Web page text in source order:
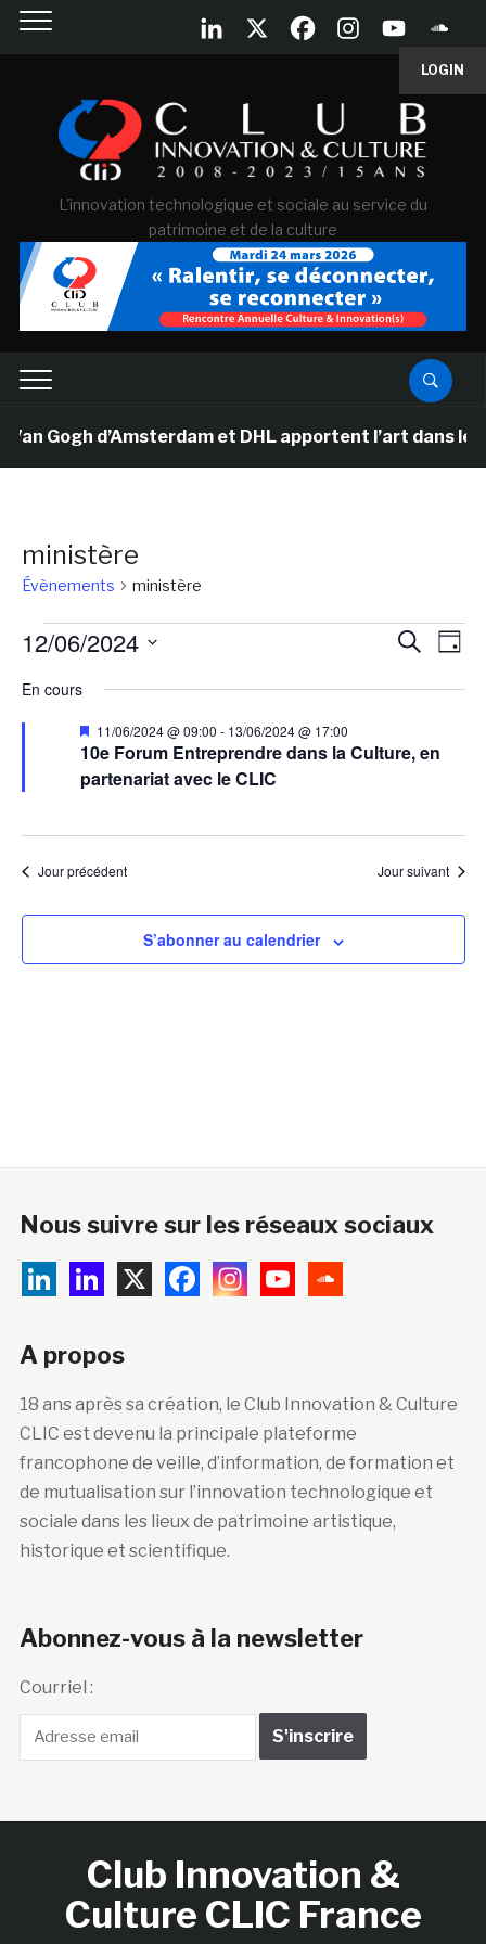
LOGIN
L'innovation technologique et sociale au service du
patrimoine et de la culture
Gogh d’Amsterdam et DHL apportent l’art dans
ministère
Évènements ministère
Évènements
for
12/06/2024
et
de
Jour
12/06/2024
En cours
10e Forum Entreprendre dans la Culture, en
partenariat avec le CLIC
Mis
en
avant
11/06/2024 @ 09:00 - 13/06/2024 @ 17:00
Jour précédent Jour suivant
S’abonner au calendrier
Nous suivre sur les réseaux sociaux
A propos
18 ans après sa création, le Club Innovation & Culture
CLIC est devenu la principale plateforme
francophone de veille, d’information, de formation et
de mutualisation sur l’innovation technologique et
sociale dans les lieux de patrimoine artistique,
historique et scientifique.
Abonnez-vous à la newsletter
Courriel :
Club Innovation &
Culture CLIC France